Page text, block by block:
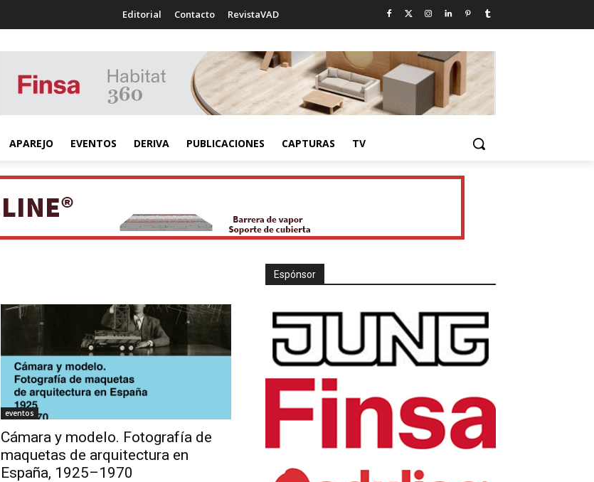
Editorial Contacto RevistaVAD
APAREJO EVENTOS DERIVA PUBLICACIONES CAPTURAS TV
eventos
Cámara y modelo. Fotografía de
maquetas de arquitectura en
España, 1925–1970
Espónsor